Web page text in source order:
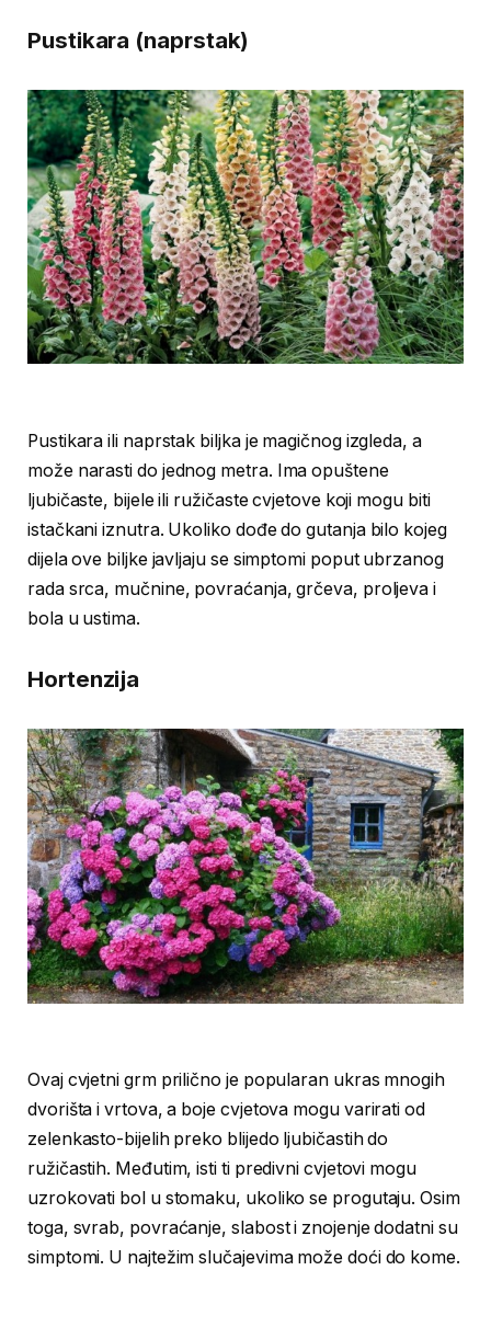
Pustikara (naprstak)
Pustikara ili naprstak biljka je magičnog izgleda, a
može narasti do jednog metra. Ima opuštene
ljubičaste, bijele ili ružičaste cvjetove koji mogu biti
istačkani iznutra. Ukoliko dođe do gutanja bilo kojeg
dijela ove biljke javljaju se simptomi poput ubrzanog
rada srca, mučnine, povraćanja, grčeva, proljeva i
bola u ustima.
Hortenzija
Ovaj cvjetni grm prilično je popularan ukras mnogih
dvorišta i vrtova, a boje cvjetova mogu varirati od
zelenkasto-bijelih preko blijedo ljubičastih do
ružičastih. Međutim, isti ti predivni cvjetovi mogu
uzrokovati bol u stomaku, ukoliko se progutaju. Osim
toga, svrab, povraćanje, slabost i znojenje dodatni su
simptomi. U najtežim slučajevima može doći do kome.